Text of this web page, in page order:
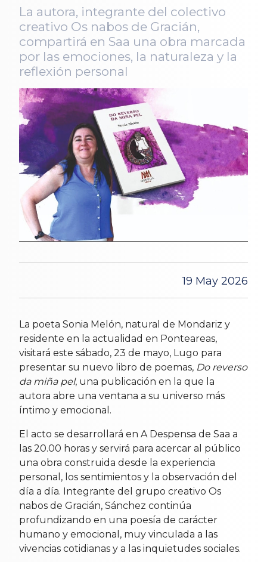
La autora, integrante del colectivo
creativo Os nabos de Gracián,
compartirá en Saa una obra marcada
por las emociones, la naturaleza y la
reflexión personal
19 May 2026
La poeta Sonia Melón, natural de Mondariz y
residente en la actualidad en Ponteareas,
visitará este sábado, 23 de mayo, Lugo para
presentar su nuevo libro de poemas, Do reverso
da miña pel, una publicación en la que la
autora abre una ventana a su universo más
íntimo y emocional.
El acto se desarrollará en A Despensa de Saa a
las 20.00 horas y servirá para acercar al público
una obra construida desde la experiencia
personal, los sentimientos y la observación del
día a día. Integrante del grupo creativo Os
nabos de Gracián, Sánchez continúa
profundizando en una poesía de carácter
humano y emocional, muy vinculada a las
vivencias cotidianas y a las inquietudes sociales.